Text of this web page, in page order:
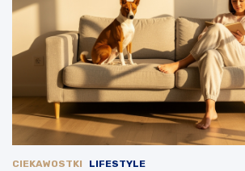
CIEKAWOSTKI LIFESTYLE